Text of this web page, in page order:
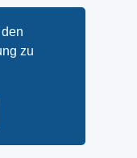
zu